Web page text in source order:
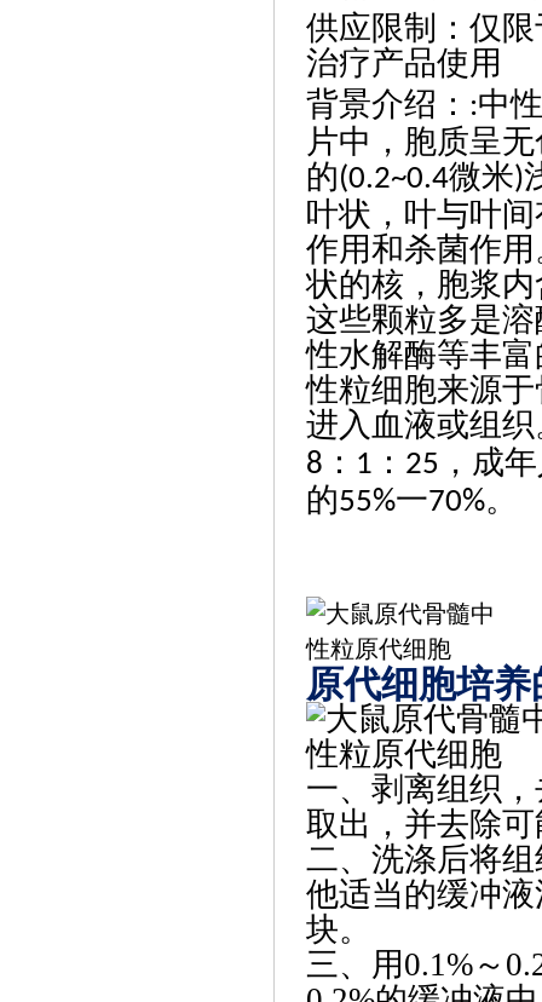
供应限制
： 仅
治疗产品使用
背景介绍 ： :中
片中，胞质呈
的(0.2~0.4微米)
叶状，叶与叶
作用和杀菌作
状的核，胞浆
这些颗粒多是
性水解酶等丰
性粒细胞来源
进入血液或组
8 ： 1 ： 25 ，成
的55%一70%。
原代细胞培
一、剥离组织
取出，并去除
二、‌洗涤后将
他适当的缓冲
块。
三、‌用0.1%～